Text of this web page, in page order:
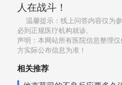
人在战斗！
温馨提示：线上问答内容仅为
必到正规医疗机构就诊,
声明：本网站所有医院信息整理
方实际公布信息为准！
相关推荐